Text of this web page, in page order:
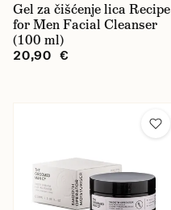
Gel za čišćenje lica Recipe
for Men Facial Cleanser
(100 ml)
20,90 €